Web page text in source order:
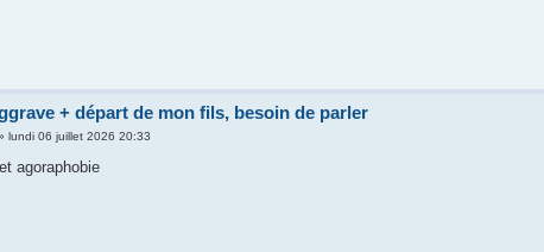
+ départ de mon fils, besoin de parler
lundi 06 juillet 2026 20:33
agoraphobie